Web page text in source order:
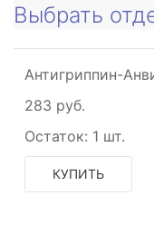
Выбрать
Антигриппин-
283 руб.
Остаток: 1 шт.
КУПИТЬ